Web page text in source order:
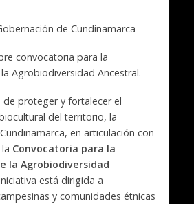
de Cundinamarca
convocatoria para la
Agrobiodiversidad Ancestral.
proteger y fortalecer el
del territorio, la
en articulación con
Convocatoria para la
la Agrobiodiversidad
está dirigida a
y comunidades étnicas